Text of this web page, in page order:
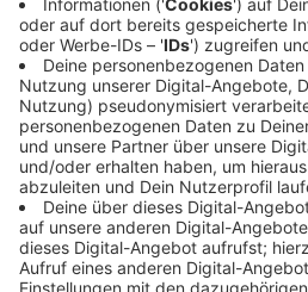
"mächtig Power im Arm"
Emotionen aufs Spielfeld
Somit stehen aktuell acht
Saison 2020/21 bei den
unter Vertrag:
Mareike Hindriksen
Franziska Poll (Deutschland,
Cesar (Deutschland, Libera),
(Norwegen, Außenangriff),